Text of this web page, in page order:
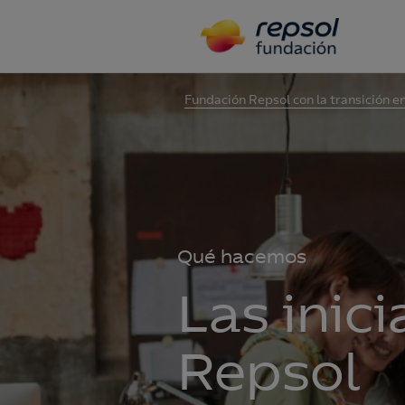
Fundación Repsol con la transición
Qué hacemos
Las
Repsol